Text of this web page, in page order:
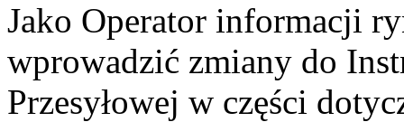
Jako Operator informacji
wprowadzić zmiany do
Przesyłowej w części